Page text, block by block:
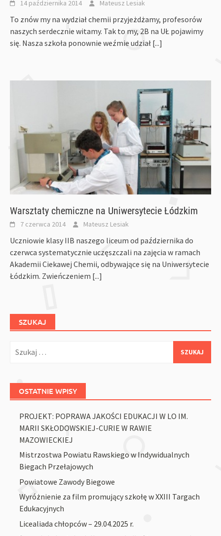
14 października 2014 Mateusz Lesiak
To znów my na wydział chemii przyjeżdżamy, profesorów
naszych serdecznie witamy. Tak to my, 2B na UŁ pojawimy
się. Nasza szkoła ponownie weźmie udział [...]
Warsztaty chemiczne na Uniwersytecie Łódzkim
7 czerwca 2014 Mateusz Lesiak
Uczniowie klasy IIB naszego liceum od października do
czerwca systematycznie uczęszczali na zajęcia w ramach
Akademii Ciekawej Chemii, odbywające się na Uniwersytecie
Łódzkim. Zwieńczeniem [...]
SZUKAJ
OSTATNIE WPISY
PROJEKT: POPRAWA JAKOŚCI EDUKACJI W LO IM.
MARII SKŁODOWSKIEJ-CURIE W RAWIE
MAZOWIECKIEJ
Mistrzostwa Powiatu Rawskiego w Indywidualnych
Biegach Przełajowych
Powiatowe Zawody Biegowe
Wyróżnienie za film promujący szkołę w XXIII Targach
Edukacyjnych
Licealiada chłopców – 29.04.2025 r.